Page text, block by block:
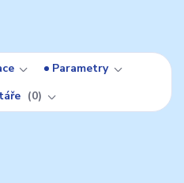
Parametry
0